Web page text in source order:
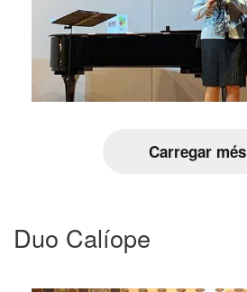
Carregar més
Duo Calíope